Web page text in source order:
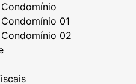
01
02